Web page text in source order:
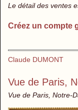
Le détail des ventes
Créez un compte
Claude DUMONT
Vue de Paris,
Vue de Paris, Notre-